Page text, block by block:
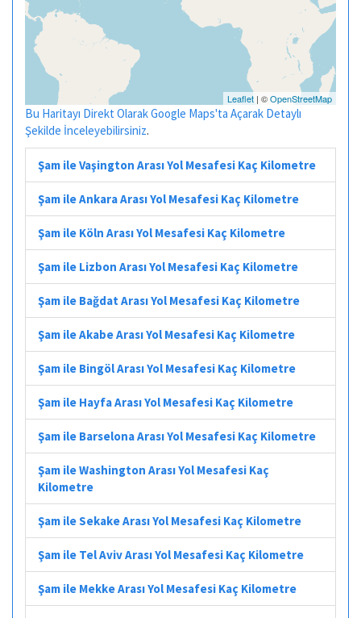
Leaflet | ©OpenStreetMap
Bu Haritayı Direkt Olarak Google Maps'ta Açarak Detaylı
Şekilde İnceleyebilirsiniz.
Şam ile Vaşington Arası Yol Mesafesi Kaç Kilometre
Şam ile Ankara Arası Yol Mesafesi Kaç Kilometre
Şam ile Köln Arası Yol Mesafesi Kaç Kilometre
Şam ile Lizbon Arası Yol Mesafesi Kaç Kilometre
Şam ile Bağdat Arası Yol Mesafesi Kaç Kilometre
Şam ile Akabe Arası Yol Mesafesi Kaç Kilometre
Şam ile Bingöl Arası Yol Mesafesi Kaç Kilometre
Şam ile Hayfa Arası Yol Mesafesi Kaç Kilometre
Şam ile Barselona Arası Yol Mesafesi Kaç Kilometre
Şam ile Washington Arası Yol Mesafesi Kaç
Kilometre
Şam ile Sekake Arası Yol Mesafesi Kaç Kilometre
Şam ile Tel Aviv Arası Yol Mesafesi Kaç Kilometre
Şam ile Mekke Arası Yol Mesafesi Kaç Kilometre